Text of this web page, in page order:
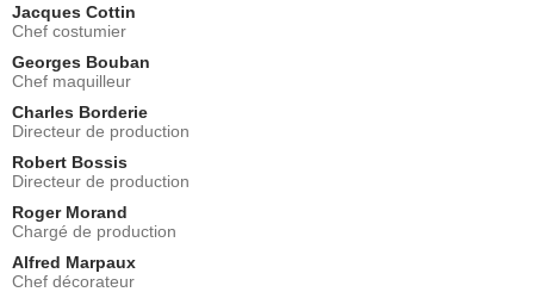
Jacques Cottin
Chef costumier
Georges Bouban
Chef maquilleur
Charles Borderie
Directeur de production
Robert Bossis
Directeur de production
Roger Morand
Chargé de production
Alfred Marpaux
Chef décorateur